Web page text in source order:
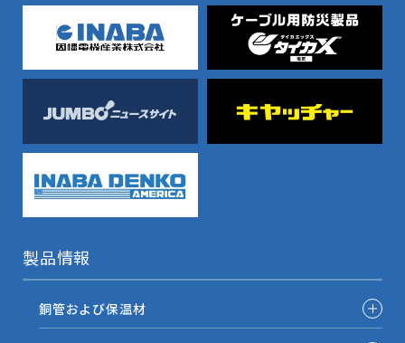
製品情報
銅管および保温材